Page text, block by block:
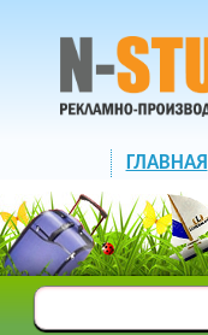
ГЛАВНАЯ